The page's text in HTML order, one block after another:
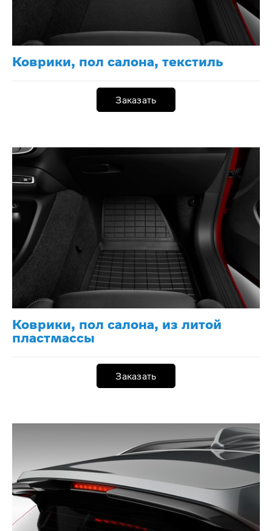
Коврики, пол салона, текстиль
Заказать
Коврики, пол салона, из литой
пластмассы
Заказать